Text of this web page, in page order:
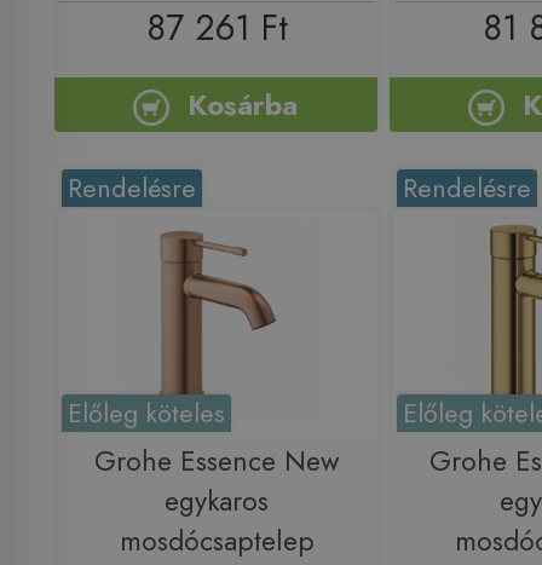
87 261 Ft
Kosárba
81
Rendelésre
Előleg köteles
Grohe Essence New
egykaros
mosdócsaptelep
Rendelésre
Előleg
Grohe